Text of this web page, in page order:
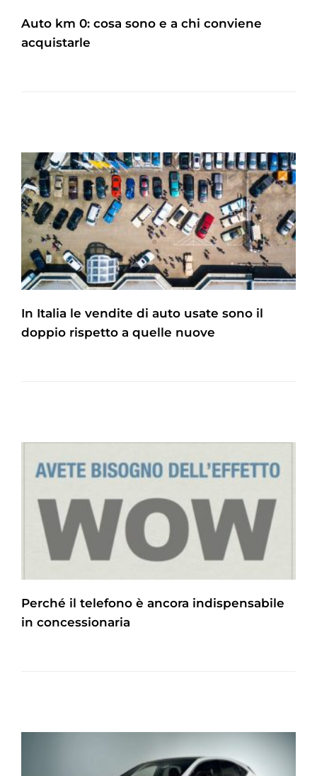
Auto km 0: cosa sono e a chi conviene
acquistarle
In Italia le vendite di auto usate sono il
doppio rispetto a quelle nuove
Perché il telefono è ancora indispensabile
in concessionaria